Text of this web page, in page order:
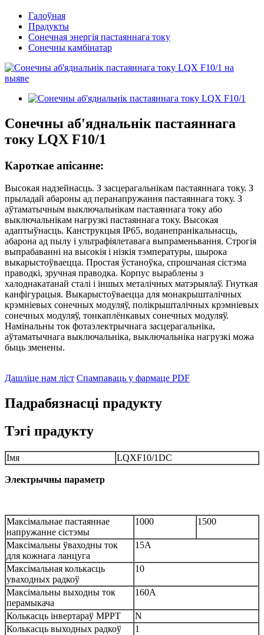
Галоўная
Прадукты
Сонечная энергія пастаяннага току
Сонечны камбінатар
Сонечны аб'яднальнік пастаяннага
току LQX F10/1
Кароткае апісанне:
Высокая надзейнасць. З засцерагальнікам пастаяннага току. З
прыладай абароны ад перанапружання пастаяннага току. З
аўтаматычным выключальнікам пастаяннага току або
выключальнікам нагрузкі пастаяннага току. Высокая
адаптыўнасць. Канструкцыя IP65, воданепранікальнасць,
абарона ад пылу і ультрафіялетавага выпраменьвання. Строгія
выпрабаванні на высокія і нізкія тэмпературы, шырока
выкарыстоўваецца. Простая ўстаноўка, спрошчаная сістэма
праводкі, зручная праводка. Корпус выраблены з
халоднакатанай сталі і іншых металічных матэрыялаў. Гнуткая
канфігурацыя. Выкарыстоўваецца для монакрышталічных
крэмніевых сонечных модуляў, полікрышталічных крэмніевых
сонечных модуляў, тонкаплёнкавых сонечных модуляў.
Намінальны ток фотаэлектрычнага засцерагальніка,
аўтаматычнага выключальніка, выключальніка нагрузкі можа
быць зменены.
Дашліце нам ліст Спампаваць у фармаце PDF
Падрабязнасці прадукту
Тэгі прадукту
Імя LQXF10/1DC
Электрычны параметр
Максімальнае пастаяннае
напружанне сістэмы
1000 1500
Максімальны ўваходны ток
для кожнага ланцуга
15А
Максімальная колькасць
уваходных радкоў
10
Максімальны выходны ток
перамыкача
160А
Колькасць інвертараў MPPT
N
Колькасць выходных радкоў
1